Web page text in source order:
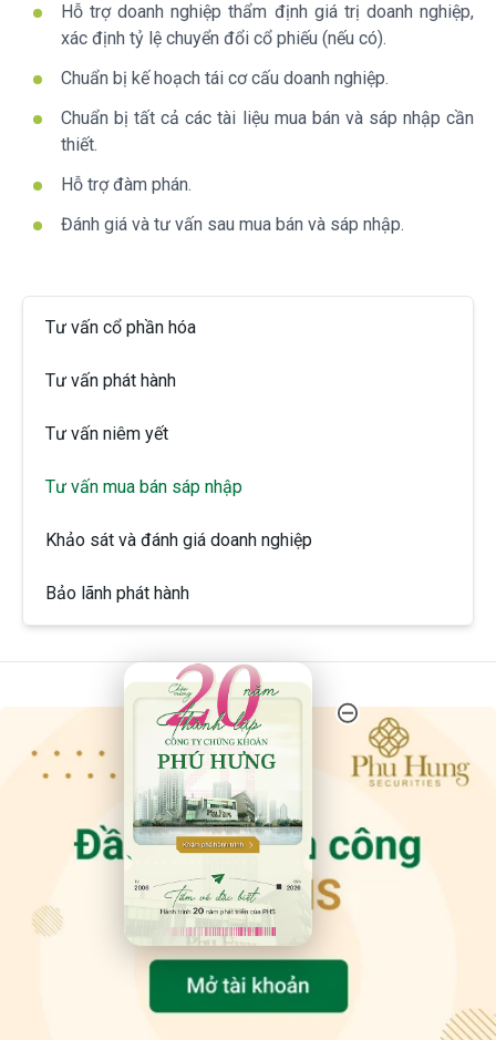
Tư vấn cổ phần hóa
Tư vấn phát hành
Tư vấn niêm yết
Tư vấn mua bán sáp nhập
Khảo sát và đánh giá doanh nghiệp
Bảo lãnh phát hành
Hỗ trợ doanh nghiệp thẩm định giá trị doanh nghiệp,
xác định tỷ lệ chuyển đổi cổ phiếu (nếu có).
Chuẩn bị kế hoạch tái cơ cấu doanh nghiệp.
Chuẩn bị tất cả các tài liệu mua bán và sáp nhập cần
thiết.
Hỗ trợ đàm phán.
Đánh giá và tư vấn sau mua bán và sáp nhập.
20 Năm Thành Lập - Công Ty Chứng Khoán Phú